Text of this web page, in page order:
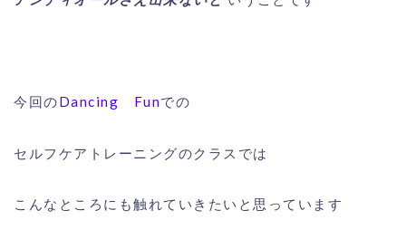
今回のDancing Funでの
セルフケアトレーニングのクラスでは
こんなところにも触れていきたいと思っています